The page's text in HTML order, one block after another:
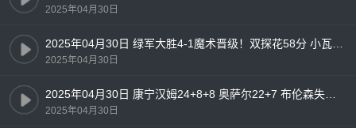
2025年04月30日
2025年04月30日
2025年04月30日